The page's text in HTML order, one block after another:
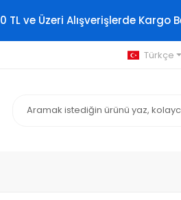
TL ve Üzeri Alışverişlerde Kargo
Türkçe